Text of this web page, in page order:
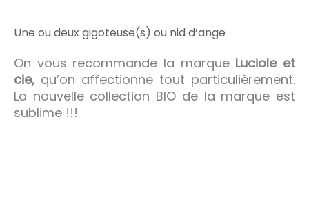
Une ou deux gigoteuse(s) ou nid d’ange
On vous recommande la marque Luciole et
cie, qu’on affectionne tout particulièrement.
La nouvelle collection BIO de la marque est
sublime !!!